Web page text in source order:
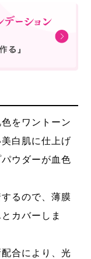
をワントーン
白肌に仕上げ
ウダーが血色
るので、薄膜
カバーしま
合により、光